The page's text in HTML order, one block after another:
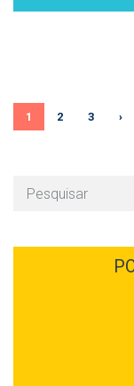
1 2 3 ›